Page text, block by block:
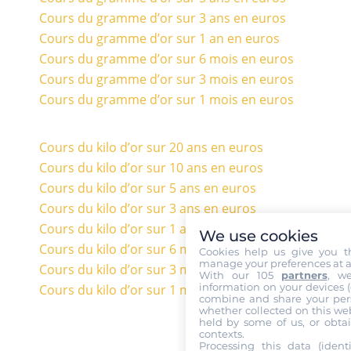
Cours du gramme d’or sur 3 ans en euros
Cours du gramme d’or sur 1 an en euros
Cours du gramme d’or sur 6 mois en euros
Cours du gramme d’or sur 3 mois en euros
Cours du gramme d’or sur 1 mois en euros
Cours du kilo d’or sur 20 ans en euros
Cours du kilo d’or sur 10 ans en euros
Cours du kilo d’or sur 5 ans en euros
Cours du kilo d’or sur 3 ans en euros
Cours du kilo d’or sur 1 an en euros
Cours du kilo d’or sur 6 mois en euros
Cours du kilo d’or sur 3 mois en euros
Cours du kilo d’or sur 1 mois en euros
We use cookies
Cookies help us give you
manage your preferences at
With our 105 partners,
information on your devices
combine and share your
whether collected on this
held by some of us, or
contexts.
Processing this data